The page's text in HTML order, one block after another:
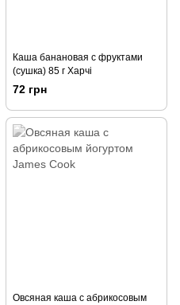
Каша банановая с фруктами
(сушка) 85 г Харчі
72 грн
Овсяная каша с абрикосовым